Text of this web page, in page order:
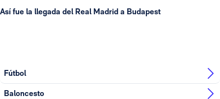
Así fue la llegada del Real Madrid a Budapest
Fútbol
Baloncesto